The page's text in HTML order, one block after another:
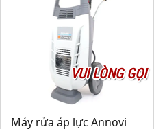
VUI LÒNG GỌI
Máy rửa áp lực Annovi